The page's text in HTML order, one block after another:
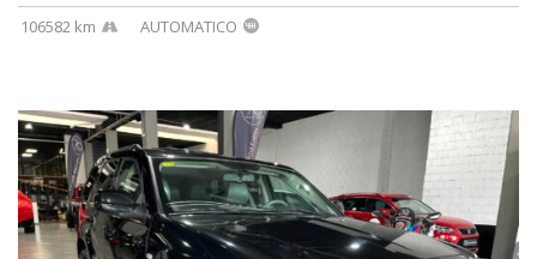
106582 km AUTOMATICO